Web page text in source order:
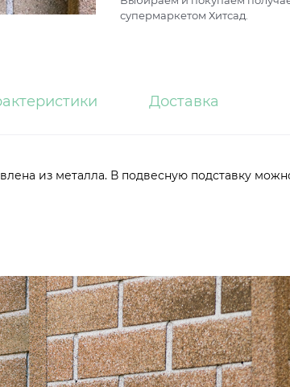
супермаркетом Хитсад.
Доставка
из металла. В подвесную подставку